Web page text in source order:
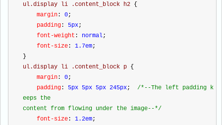
ul.display li .content_block h2 {
    margin
: 0;
    padding
: 5px;
    font-weight
: normal;
    font-size
: 1.7em;
}
ul.display li .content_block p {
    margin
: 0;
    padding
: 5px 5px 5px 245px; /* --The left padding k
eeps the
content from flowing under the image--*/
    font-size
: 1.2em;